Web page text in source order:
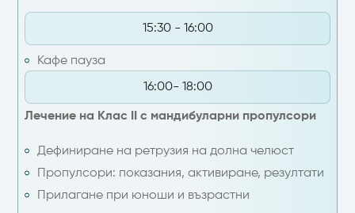
15:30 - 16:00
Кафе пауза
16:00- 18:00
Лечение на Клас II с мандибуларни пропулсори
Дефиниране на ретрузия на долна челюст
Пропулсори: показания, активиране, резултати
Прилагане при юноши и възрастни